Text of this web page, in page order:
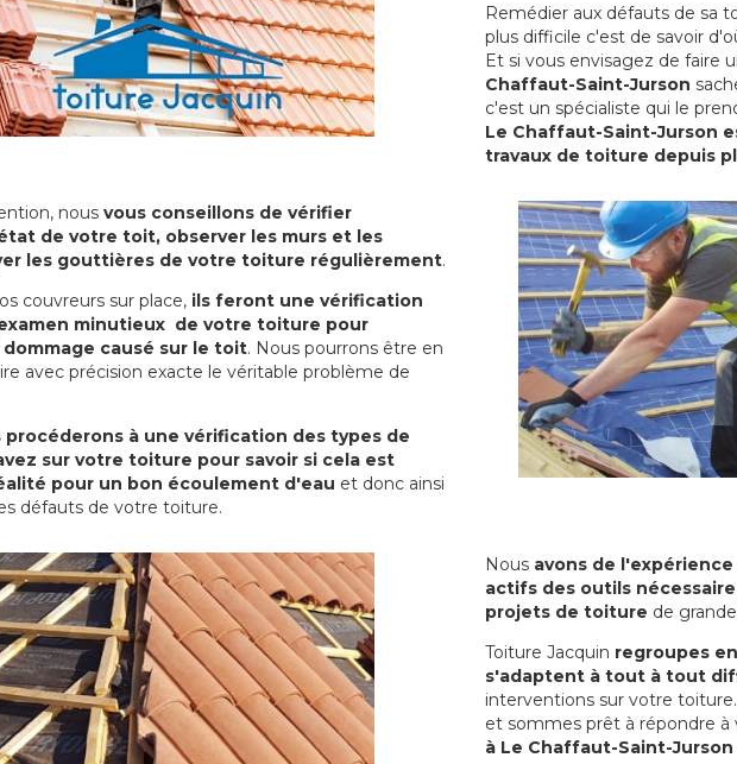
Remédier aux défauts de sa
plus difficile c'est de savoir
Et si vous envisagez de faire
Chaffaut-Saint-Jurson
c'est un spécialiste qui le
Le Chaffaut-Saint-Jurson
travaux de toiture depuis
nous vous conseillons de vérifier
de votre toit, observer les murs et les
les gouttières de votre toiture régulièrement.
couvreurs sur place, ils feront une vérification
minutieux de votre toiture pour
causé sur le toit. Nous pourrons être en
avec précision exacte le véritable problème de
procéderons à une vérification des types de
sur votre toiture pour savoir si cela est
pour un bon écoulement d'eau et donc ainsi
défauts de votre toiture.
Nous avons de
actifs des outils
projets de toiture de
Toiture Jacquin regroupes
s'adaptent à tout à tout
interventions sur votre
et sommes prêt à répondre à
à Le Chaffaut-Saint-Jurson